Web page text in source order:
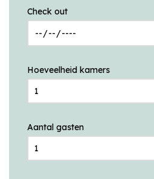
Check out
Hoeveelheid kamers
Aantal gasten